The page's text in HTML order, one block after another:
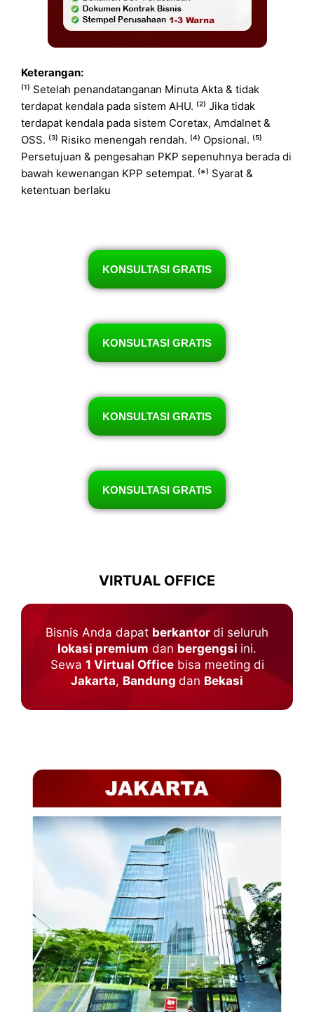
Keterangan:
⁽¹⁾ Setelah penandatanganan Minuta Akta & tidak
terdapat kendala pada sistem AHU. ⁽²⁾ Jika tidak
terdapat kendala pada sistem Coretax, Amdalnet &
OSS. ⁽³⁾ Risiko menengah rendah. ⁽⁴⁾ Opsional. ⁽⁵⁾
Persetujuan & pengesahan PKP sepenuhnya berada di
bawah kewenangan KPP setempat. ⁽*⁾ Syarat &
ketentuan berlaku
KONSULTASI GRATIS
KONSULTASI GRATIS
KONSULTASI GRATIS
KONSULTASI GRATIS
VIRTUAL OFFICE
Bisnis Anda dapat berkantor di seluruh
lokasi premium dan bergengsi ini.
Sewa 1 Virtual Officebisa meeting di
Jakarta, Bandung dan Bekasi